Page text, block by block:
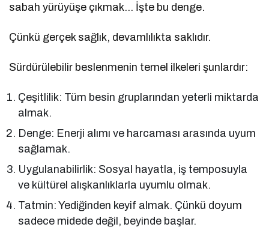
sabah yürüyüşe çıkmak… İşte bu denge.
Çünkü gerçek sağlık, devamlılıkta saklıdır.
Sürdürülebilir beslenmenin temel ilkeleri şunlardır:
Çeşitlilik: Tüm besin gruplarından yeterli miktarda
almak.
Denge: Enerji alımı ve harcaması arasında uyum
sağlamak.
Uygulanabilirlik: Sosyal hayatla, iş temposuyla
ve kültürel alışkanlıklarla uyumlu olmak.
Tatmin: Yediğinden keyif almak. Çünkü doyum
sadece midede değil, beyinde başlar.